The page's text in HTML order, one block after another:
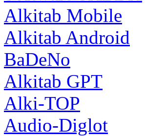
Alkitab Mobile
Alkitab Android
BaDeNo
Alkitab GPT
Alki-TOP
Audio-Diglot